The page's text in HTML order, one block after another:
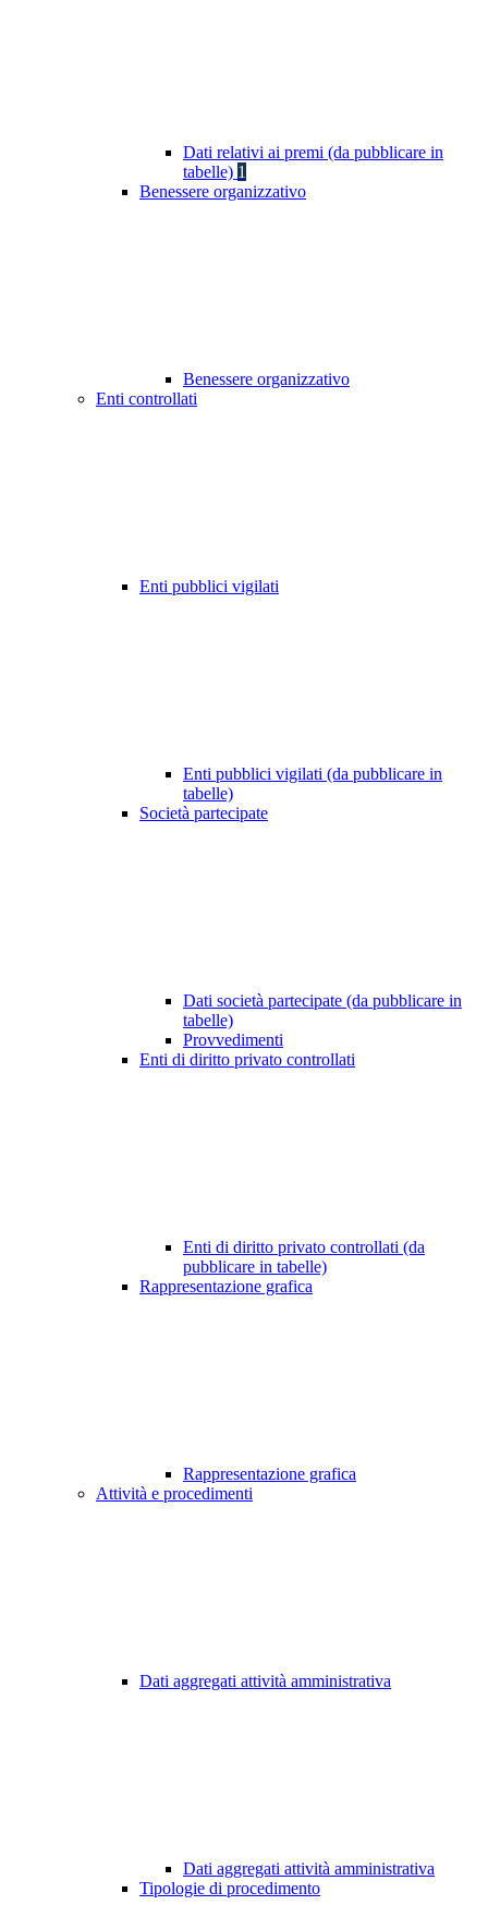
Dati relativi ai premi (da pubblicare in
tabelle) 1
Benessere organizzativo
Benessere organizzativo
Enti controllati
Enti pubblici vigilati
Enti pubblici vigilati (da pubblicare in
tabelle)
Società partecipate
Dati società partecipate (da pubblicare in
tabelle)
Provvedimenti
Enti di diritto privato controllati
Enti di diritto privato controllati (da
pubblicare in tabelle)
Rappresentazione grafica
Rappresentazione grafica
Attività e procedimenti
Dati aggregati attività amministrativa
Dati aggregati attività amministrativa
Tipologie di procedimento